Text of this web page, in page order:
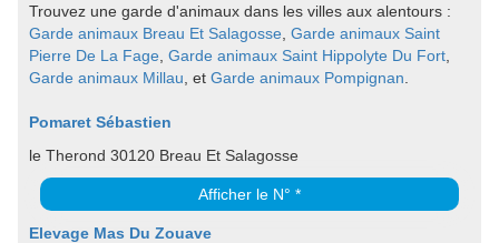
Trouvez une garde d'animaux dans les villes aux alentours :
Garde animaux Breau Et Salagosse Garde animaux Saint
Pierre De La Fage Garde animaux Saint Hippolyte Du Fort
Garde animaux Millau , et Garde animaux Pompignan
Pomaret Sébastien
le Therond 30120 Breau Et Salagosse
Afficher le N° *
Elevage Mas Du Zouave